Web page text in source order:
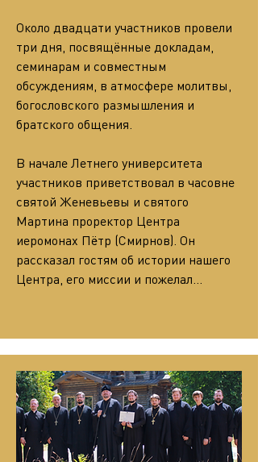
Около двадцати участников провели
три дня, посвящённые докладам,
семинарам и совместным
обсуждениям, в атмосфере молитвы,
богословского размышления и
братского общения.
В начале Летнего университета
участников приветствовал в часовне
святой Женевьевы и святого
Мартина проректор Центра
иеромонах Пётр (Смирнов). Он
рассказал гостям об истории нашего
Центра, его миссии и пожелал…